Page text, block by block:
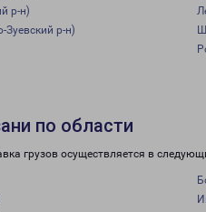
р-н)
Зуевский р-н)
по области
грузов осуществляется в